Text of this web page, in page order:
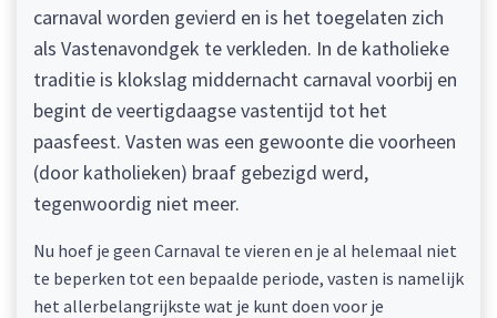
carnaval worden gevierd en is het toegelaten zich
als Vastenavondgek te verkleden. In de katholieke
traditie is klokslag middernacht carnaval voorbij en
begint de veertigdaagse vastentijd tot het
paasfeest. Vasten was een gewoonte die voorheen
(door katholieken) braaf gebezigd werd,
tegenwoordig niet meer.
Nu hoef je geen Carnaval te vieren en je al helemaal niet
te beperken tot een bepaalde periode, vasten is namelijk
het allerbelangrijkste wat je kunt doen voor je